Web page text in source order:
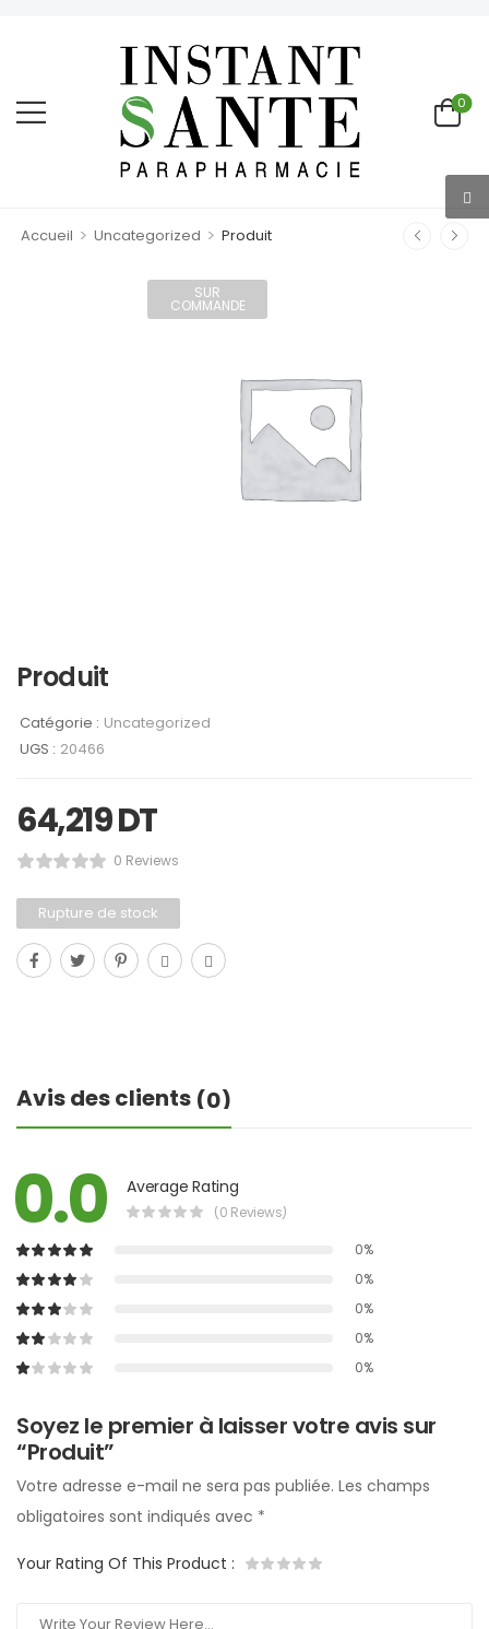
0
Accueil > Uncategorized > Produit
SUR
COMMANDE
Produit
Catégorie : Uncategorized
UGS : 20466
64,219DT
0 Reviews
Rupture de stock
Avis des clients (0)
0.0 Average Rating
(0 Reviews)
0%
0%
0%
0%
0%
Soyez le premier à laisser votre avis sur
“Produit”
Votre adresse e-mail ne sera pas publiée. Les champs
obligatoires sont indiqués avec *
Your Rating Of This Product :